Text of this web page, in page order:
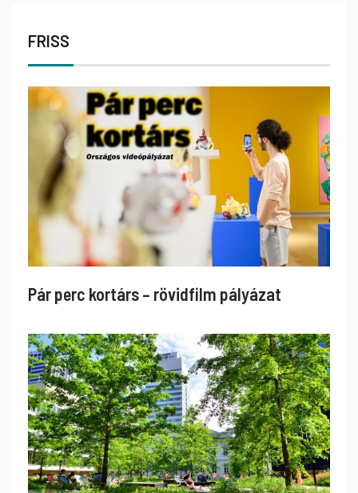
FRISS
Pár perc kortárs – rövidfilm pályázat